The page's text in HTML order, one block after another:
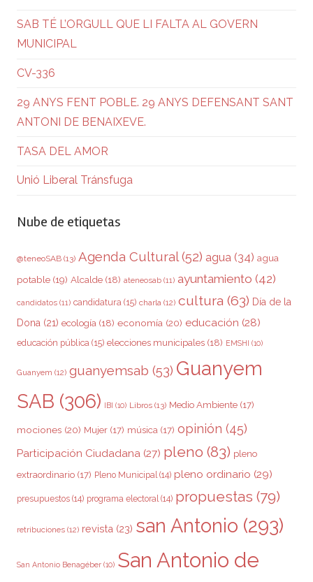
SAB TÉ L’ORGULL QUE LI FALTA AL GOVERN
MUNICIPAL
CV-336
29 ANYS FENT POBLE. 29 ANYS DEFENSANT SANT
ANTONI DE BENAIXEVE.
TASA DEL AMOR
Unió Liberal Tránsfuga
Nube de etiquetas
@teneoSAB (13) Agenda Cultural(52) agua (34) agua
potable (19) Alcalde (18) ateneosab (11) ayuntamiento (42)
candidatos (11) candidatura (15) charla (12) cultura (63) Día de la
Dona (21) ecología (18) economía (20) educación (28)
educación pública (15) elecciones municipales (18) EMSHI (10)
Guanyem (12) guanyemsab (53) Guanyem
SAB (306) IBI (10) Libros (13) Medio Ambiente (17)
mociones (20) Mujer (17) música (17) opinión (45)
Participación Ciudadana (27) pleno (83) pleno
extraordinario (17) Pleno Municipal (14) pleno ordinario (29)
presupuestos (14) programa electoral (14) propuestas (79)
retribuciones (12) revista (23) san Antonio (293)
San Antonio Benagéber (10) San Antonio de